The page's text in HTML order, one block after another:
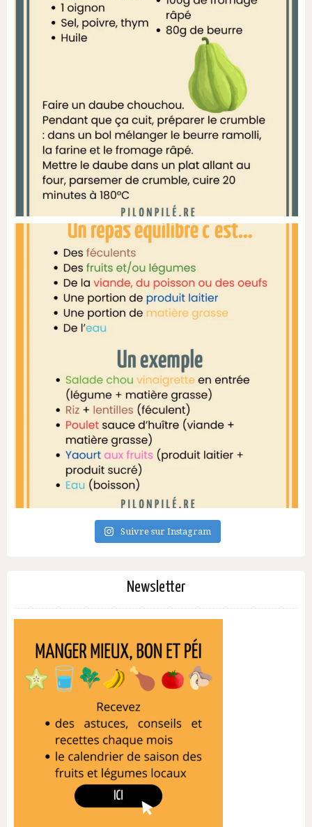
Suivre sur Instagram
Newsletter